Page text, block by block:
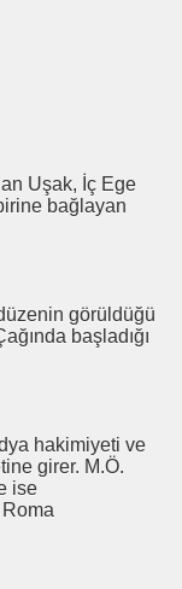
Uşak, İç Ege
bağlayan
görüldüğü
başladığı
hakimiyeti ve
girer. M.Ö.
ise